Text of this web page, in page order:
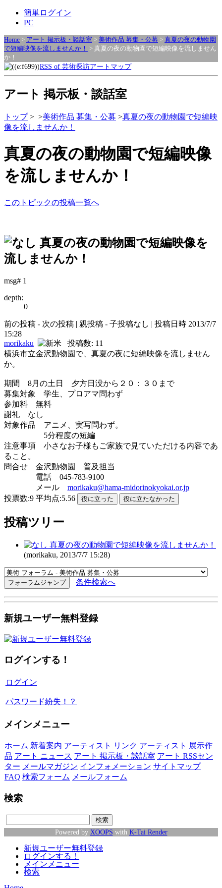
簡単ログイン
PC
Home > アート 掲示板・談話室 > 美術作品 募集・公募 > 真夏の夜の動物園
で短編映像を流しませんか！ > 真夏の夜の動物園で短編映像を流しません
か！
RSS of 芸術探訪アートマップ
アート 掲示板・談話室
トップ> >美術作品 募集・公募 >真夏の夜の動物園で短編映
像を流しませんか！
真夏の夜の動物園で短編映像
を流しませんか！
このトピックの投稿一覧へ
真夏の夜の動物園で短編映像を
流しませんか！
msg# 1
depth:
0
前の投稿 - 次の投稿 | 親投稿 - 子投稿なし | 投稿日時 2013/7/7
15:28
morikaku
投稿数: 11
横浜市立金沢動物園で、真夏の夜に短編映像を流しません
か。
期間 8月の土日 夕方日没から２０：３０まで
募集対象 学生、プロアマ問わず
参加料 無料
謝礼 なし
対象作品 アニメ、実写問わず。
5分程度の短編
注意事項 小さなお子様もご家族で見ていただける内容であ
ること。
問合せ 金沢動物園 普及担当
電話 045-783-9100
メール morikaku@hama-midorinokyokai.or.jp
投票数:9 平均点:5.56
投稿ツリー
真夏の夜の動物園で短編映像を流しませんか！
(morikaku, 2013/7/7 15:28)
条件検索へ
新規ユーザー無料登録
ログインする！
ログイン
パスワード紛失！？
メインメニュー
ホーム 新着案内 アーティスト リンク アーティスト 展示作
品 アート ニュース アート 掲示板・談話室 アート RSSセン
ター メールマガジン インフォメーション サイトマップ
FAQ 検索フォーム メールフォーム
検索
Powered by XOOPS with K-Tai Render
新規ユーザー無料登録
ログインする！
メインメニュー
検索